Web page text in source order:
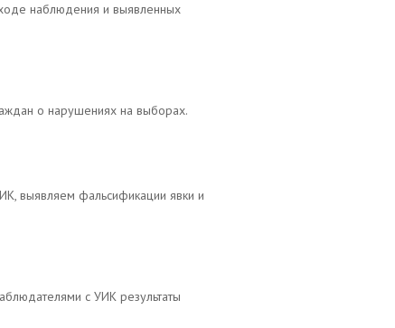
наблюдения и выявленных
о нарушениях на выборах.
выявляем фальсификации явки и
с УИК результаты